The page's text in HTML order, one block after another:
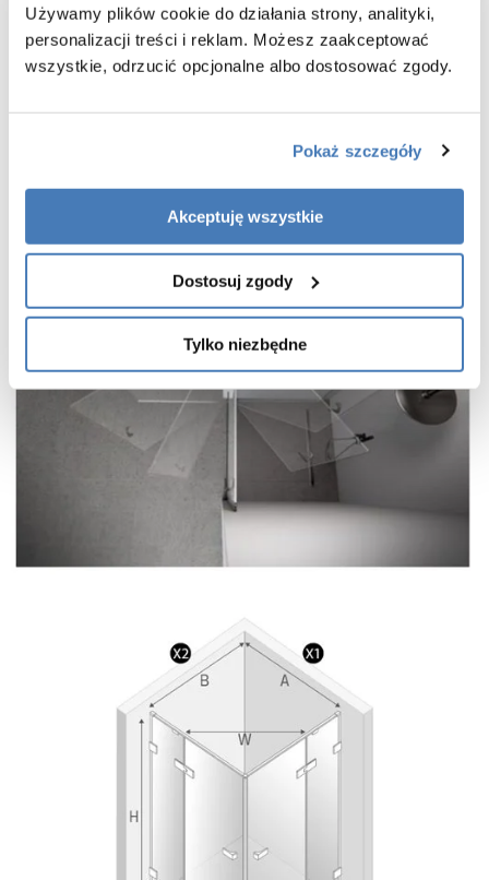
Używamy plików cookie do działania strony, analityki,
personalizacji treści i reklam. Możesz zaakceptować
wszystkie, odrzucić opcjonalne albo dostosować zgody.
Pokaż szczegóły
Akceptuję wszystkie
Dostosuj zgody
Tylko niezbędne
cienkie, niemal niewidoczne profile w kolorze stal szczotkowana
wieszak na ręcznik w zestawie
gwarancja 7 lat